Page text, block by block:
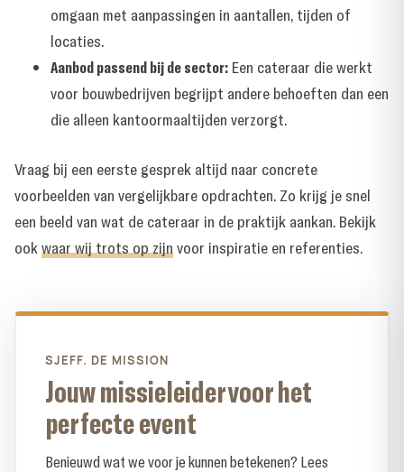
omgaan met aanpassingen in aantallen, tijden of
locaties.
Aanbod passend bij de sector: Een cateraar die werkt
voor bouwbedrijven begrijpt andere behoeften dan een
die alleen kantoormaaltijden verzorgt.
Vraag bij een eerste gesprek altijd naar concrete
voorbeelden van vergelijkbare opdrachten. Zo krijg je snel
een beeld van wat de cateraar in de praktijk aankan. Bekijk
ookwaar wij trots op zijnvoor inspiratie en referenties.
SJEFF. DE MISSION
Jouw missieleider voor het
perfecte event
Benieuwd wat we voor je kunnen betekenen? Lees